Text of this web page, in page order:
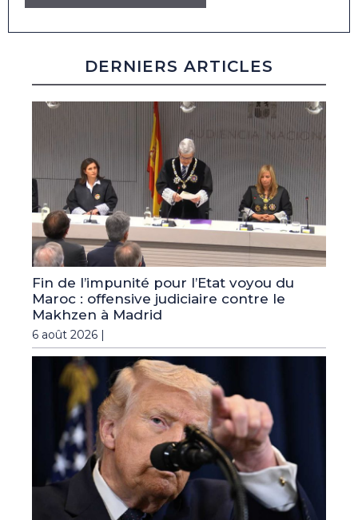
DERNIERS ARTICLES
Fin de l’impunité pour l’Etat voyou du
Maroc : offensive judiciaire contre le
Makhzen à Madrid
6 août 2026 |